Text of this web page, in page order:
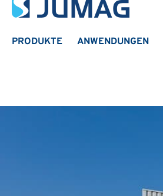
PRODUKTE ANWENDUNGEN